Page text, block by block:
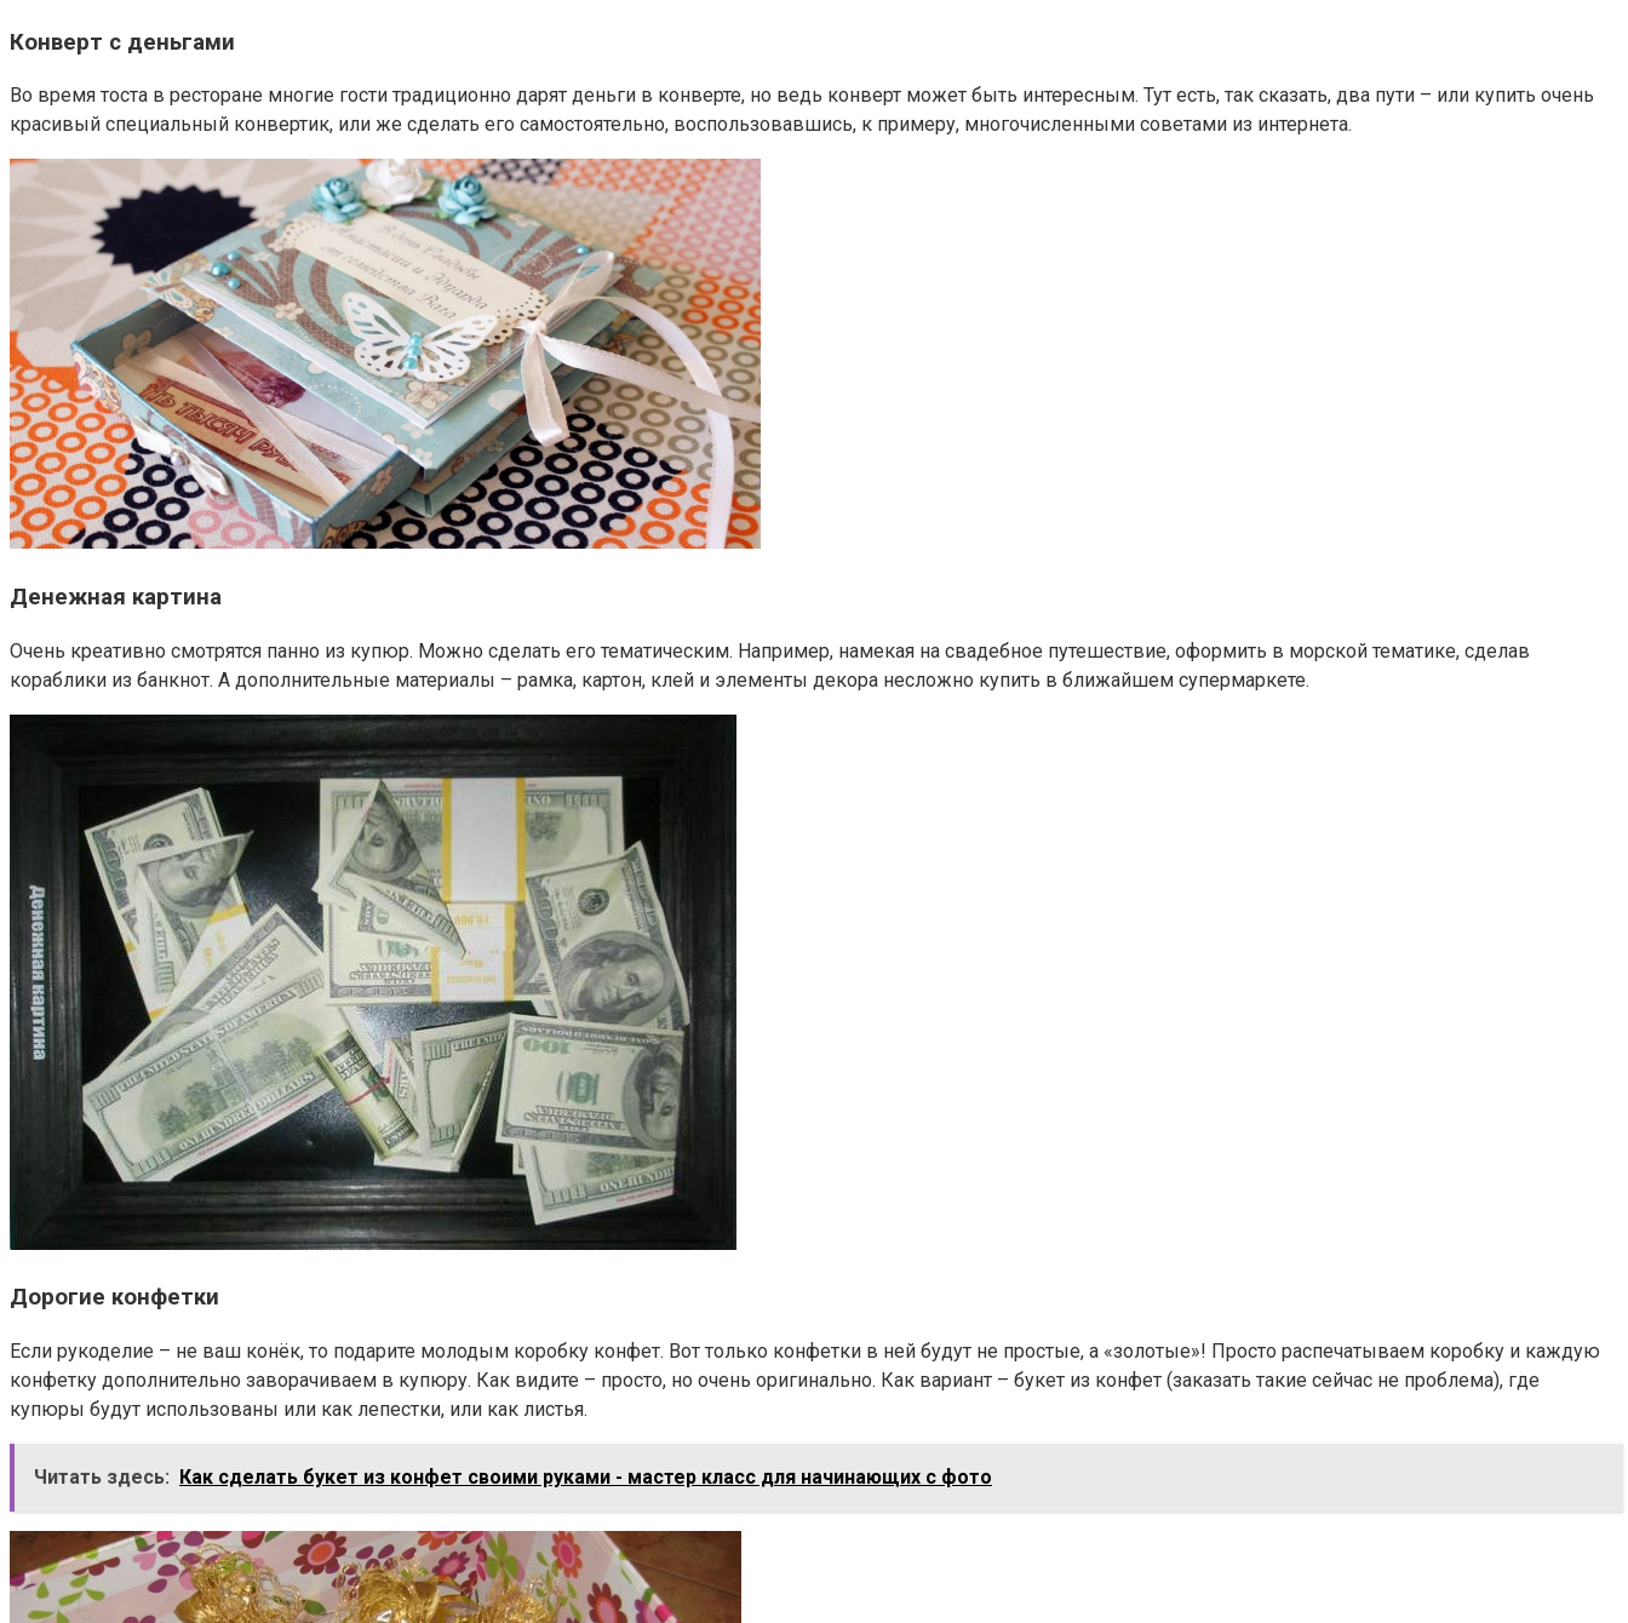
Конверт с деньгами
Во время тоста в ресторане многие гости традиционно дарят деньги в конверте, но ведь конверт может быть интересным. Тут есть, так сказать, два пути – или купить очень
красивый специальный конвертик, или же сделать его самостоятельно, воспользовавшись, к примеру, многочисленными советами из интернета.
Денежная картина
Очень креативно смотрятся панно из купюр. Можно сделать его тематическим. Например, намекая на свадебное путешествие, оформить в морской тематике, сделав
кораблики из банкнот. А дополнительные материалы – рамка, картон, клей и элементы декора несложно купить в ближайшем супермаркете.
Дорогие конфетки
Если рукоделие – не ваш конёк, то подарите молодым коробку конфет. Вот только конфетки в ней будут не простые, а «золотые»! Просто распечатываем коробку и каждую
конфетку дополнительно заворачиваем в купюру. Как видите – просто, но очень оригинально. Как вариант – букет из конфет (заказать такие сейчас не проблема), где
купюры будут использованы или как лепестки, или как листья.
Читать здесь: Как сделать букет из конфет своими руками - мастер класс для начинающих с фото